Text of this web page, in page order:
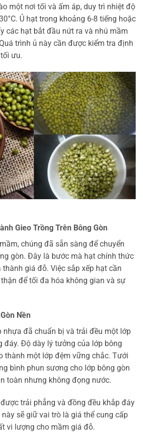
một nơi tối và ấm áp, duy trì nhiệt độ
Ủ hạt trong khoảng 6-8 tiếng hoặc
các hạt bắt đầu nứt ra và nhú mầm
trình ủ này cần được kiểm tra định
ưu.
Gieo Trồng Trên Bông Gòn
chúng đã sẵn sàng để chuyển
gòn. Đây là bước mà hạt chính thức
giá đỗ. Việc sắp xếp hạt cần
để tối đa hóa không gian và sự
Nền
nhựa đã chuẩn bị và trải đều một lớp
đáy. Độ dày lý tưởng của lớp bông
thành một lớp đệm vững chắc. Tưới
bình phun sương cho lớp bông gòn
toàn nhưng không đọng nước.
trải phẳng và đồng đều khắp đáy
sẽ giữ vai trò là giá thể cung cấp
vi lượng cho mầm giá đỗ.